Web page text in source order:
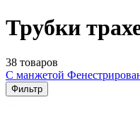
Трубки
38 товаров
С манжетой
Фильтр